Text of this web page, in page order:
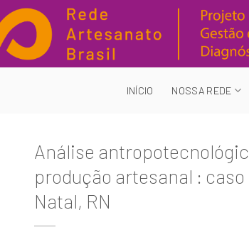
INÍCIO NOSSA REDE
Análise
produção artesanal :
Natal, RN